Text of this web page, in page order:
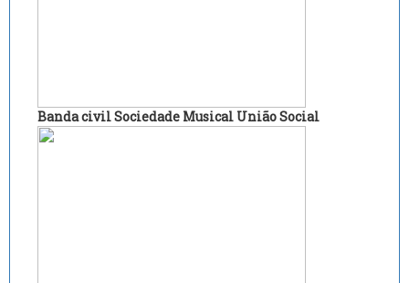
Banda civil Sociedade Musical União Social